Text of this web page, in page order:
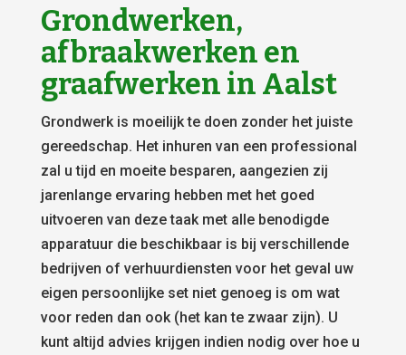
Grondwerken,
afbraakwerken en
graafwerken in Aalst
Grondwerk is moeilijk te doen zonder het juiste
gereedschap. Het inhuren van een professional
zal u tijd en moeite besparen, aangezien zij
jarenlange ervaring hebben met het goed
uitvoeren van deze taak met alle benodigde
apparatuur die beschikbaar is bij verschillende
bedrijven of verhuurdiensten voor het geval uw
eigen persoonlijke set niet genoeg is om wat
voor reden dan ook (het kan te zwaar zijn). U
kunt altijd advies krijgen indien nodig over hoe u